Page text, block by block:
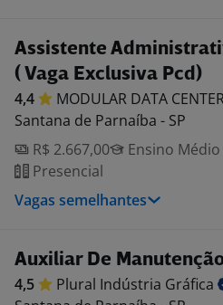
Assistente
( Vaga Exclusiva Pcd)
4,4 MODULAR DATA
Santana de Parnaíba - SP
R$ 2.667,00
Ensino Médio
Presencial
Vagas semelhantes
Auxiliar De
4,5 Plural Indústria Gráfica